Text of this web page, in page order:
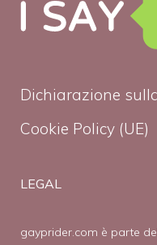
Dichiarazione
Cookie Policy (UE)
LEGAL
gayprider.com è parte